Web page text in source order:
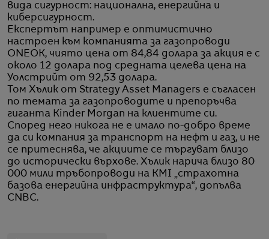
вида сигурност: национална, енергийна и
киберсигурност.
Експертът например е оптимистично
настроен към компанията за газопроводи
ONEOK, чиято цена от 84,84 долара за акция е с
около 12 долара под средната целева цена на
Уолстрийт от 92,53 долара.
Том Хълик от Strategy Asset Managers е съгласен
по темата за газопроводите и препоръчва
гиганта Kinder Morgan на клиентите си.
Според него никога не е имало по-добро време
да си компания за транспорт на нефт и газ, и не
се притеснява, че акциите се търгуват близо
до исторически върхове. Хълик нарича близо 80
000 мили тръбопроводи на KMI „страхотна
базова енергийна инфраструктура“, допълва
CNBC.